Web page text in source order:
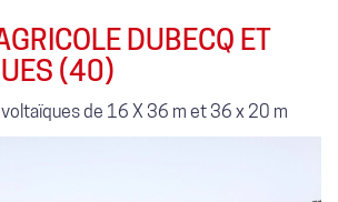
DUBECQ ET
(40)
de 16 X 36 m et 36 x 20 m